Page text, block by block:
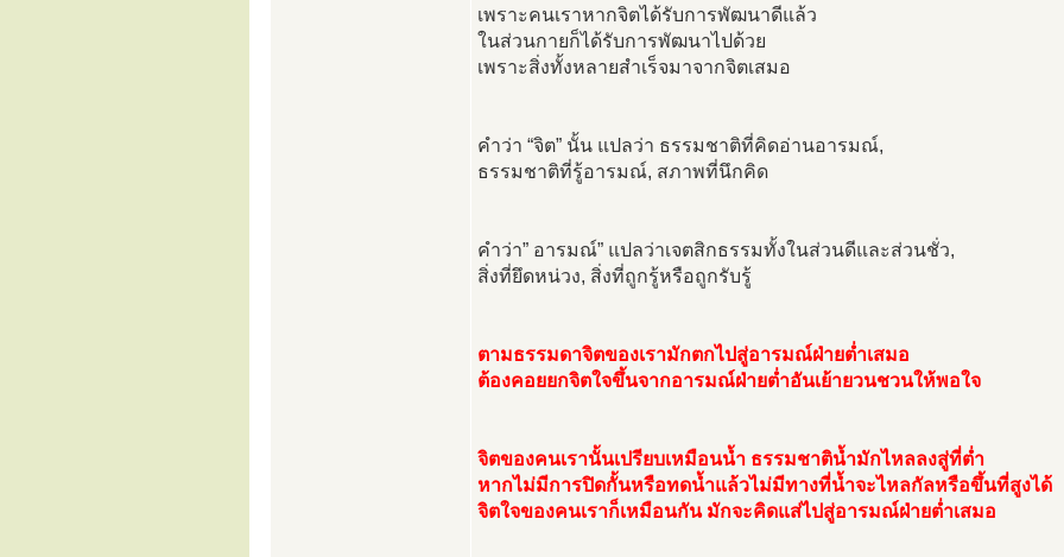
เพราะคนเราหากจิตได้รับการพัฒนาดีแล้ว
ในส่วนกายก็ได้รับการพัฒนาไปด้วย
เพราะสิ่งทั้งหลายสำเร็จมาจากจิตเสมอ
คำว่า “จิต” นั้น แปลว่า ธรรมชาติที่คิดอ่านอารมณ์,
ธรรมชาติที่รู้อารมณ์, สภาพที่นึกคิด
คำว่า” อารมณ์” แปลว่าเจตสิกธรรมทั้งในส่วนดีและส่วนชั่ว,
สิ่งที่ยึดหน่วง, สิ่งที่ถูกรู้หรือถูกรับรู้
ตามธรรมดาจิตของเรามักตกไปสู่อารมณ์ฝ่ายต่ำเสมอ
ต้องคอยยกจิตใจขึ้นจากอารมณ์ฝ่ายต่ำอันเย้ายวนชวนให้พอใจ
จิตของคนเรานั้นเปรียบเหมือนน้ำ ธรรมชาติน้ำมักไหลลงสู่ที่ต่ำ
หากไม่มีการปิดกั้นหรือทดน้ำแล้วไม่มีทางที่น้ำจะไหลกัลหรือขึ้นที่สูงได้
จิตใจของคนเราก็เหมือนกัน มักจะคิดแส่ไปสู่อารมณ์ฝ่ายต่ำเสมอ